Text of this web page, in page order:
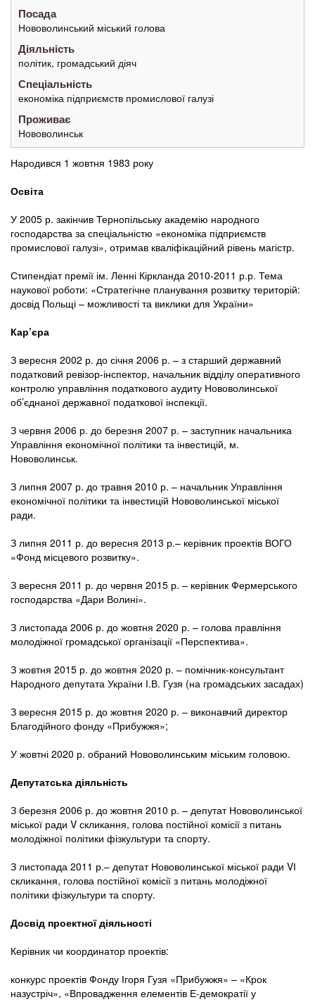
Посада
Нововолинський міський голова
Діяльність
політик, громадський діяч
Спеціальність
економіка підприємств промислової галузі
Проживає
Нововолинськ
Народився 1 жовтня 1983 року
Освіта
У 2005 р. закінчив Тернопільську академію народного
господарства за спеціальністю «економіка підприємств
промислової галузі», отримав кваліфікаційний рівень магістр.
Стипендіат премії ім. Ленні Кіркланда 2010-2011 р.р. Тема
наукової роботи: «Стратегічне планування розвитку територій:
досвід Польщі – можливості та виклики для України»
Кар’єра
З вересня 2002 р. до січня 2006 р. – з старший державний
податковий ревізор-інспектор, начальник відділу оперативного
контролю управління податкового аудиту Нововолинської
об’єднаної державної податкової інспекції.
З червня 2006 р. до березня 2007 р. – заступник начальника
Управління економічної політики та інвестицій, м.
Нововолинськ.
З липня 2007 р. до травня 2010 р. – начальник Управління
економічної політики та інвестицій Нововолинської міської
ради.
З липня 2011 р. до вересня 2013 р.– керівник проектів ВОГО
«Фонд місцевого розвитку».
З вересня 2011 р. до червня 2015 р. – керівник Фермерського
господарства «Дари Волині».
З листопада 2006 р. до жовтня 2020 р. – голова правління
молодіжної громадської організації «Перспектива».
З жовтня 2015 р. до жовтня 2020 р. – помічник-консультант
Народного депутата України І.В. Гузя (на громадських засадах)
З вересня 2015 р. до жовтня 2020 р. – виконавчий директор
Благодійного фонду «Прибужжя»;
У жовтні 2020 р. обраний Нововолинським міським головою.
Депутатська діяльність
З березня 2006 р. до жовтня 2010 р. – депутат Нововолинської
міської ради V скликання, голова постійної комісії з питань
молодіжної політики фізкультури та спорту.
З листопада 2011 р.– депутат Нововолинської міської ради VІ
скликання, голова постійної комісії з питань молодіжної
політики фізкультури та спорту.
Досвід проектної діяльності
Керівник чи координатор проектів:
конкурс проектів Фонду Ігоря Гузя «Прибужжя» – «Крок
назустріч», «Впровадження елементів Е-демократії у